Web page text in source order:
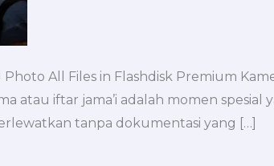
All Files in Flashdisk Premium
atau iftar jama’i adalah momen
tanpa dokumentasi yang […]